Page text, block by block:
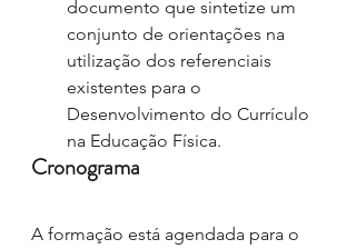
documento que sintetize um
conjunto de orientações na
utilização dos referenciais
existentes para o
Desenvolvimento do Currículo
na Educação Física.
Cronograma
A formação está agendada para o